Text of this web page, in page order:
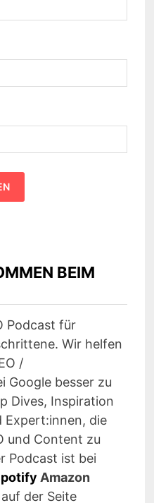
BEIM
Podcast für
Wir helfen
/
Google besser zu
Dives, Inspiration
Expert:innen, die
und Content zu
Podcast ist bei
Amazon
der Seite